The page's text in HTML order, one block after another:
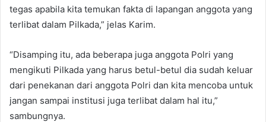
tegas apabila kita temukan fakta di lapangan anggota yang
terlibat dalam Pilkada,” jelas Karim.
“Disamping itu, ada beberapa juga anggota Polri yang
mengikuti Pilkada yang harus betul-betul dia sudah keluar
dari penekanan dari anggota Polri dan kita mencoba untuk
jangan sampai institusi juga terlibat dalam hal itu,”
sambungnya.